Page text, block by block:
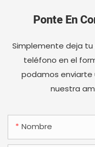
Ponte En
Simplemente deja
teléfono en el
podamos
nuestra
Nombre